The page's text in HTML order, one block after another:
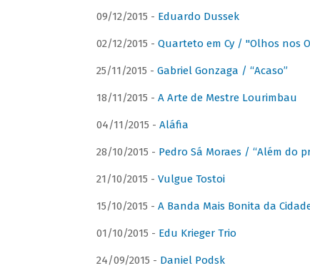
09/12/2015 - Eduardo Dussek
02/12/2015 - Quarteto em Cy / "Olhos nos
25/11/2015 - Gabriel Gonzaga / “Acaso”
18/11/2015 - A Arte de Mestre Lourimbau
04/11/2015 - Aláfia
28/10/2015 - Pedro Sá Moraes / “Além do
21/10/2015 - Vulgue Tostoi
15/10/2015 - A Banda Mais Bonita da
01/10/2015 - Edu Krieger Trio
24/09/2015 - Daniel Podsk